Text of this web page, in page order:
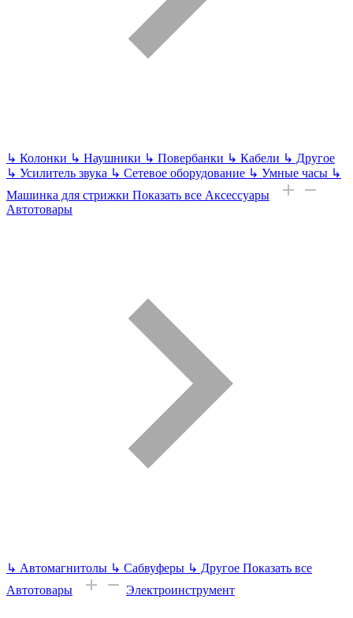
↳ Колонки ↳ Наушники ↳ Повербанки ↳ Кабели ↳ Другое
↳ Усилитель звука ↳ Сетевое оборудование ↳ Умные часы ↳
Машинка для стрижки Показать все Аксессуары
Автотовары
↳ Автомагнитолы ↳ Сабвуферы ↳ Другое Показать все
Автотовары
Электроинструмент